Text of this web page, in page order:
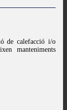
de calefacció i/o
manteniments